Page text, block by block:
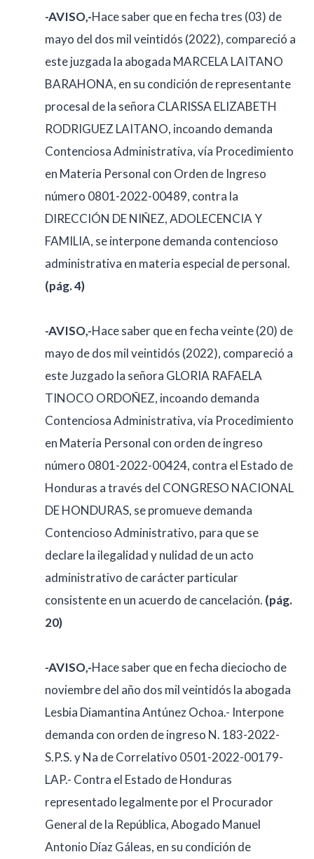
-AVISO,-Hace saber que en fecha tres (03) de
mayo del dos mil veintidós (2022), compareció a
este juzgada la abogada MARCELA LAITANO
BARAHONA, en su condición de representante
procesal de la señora CLARISSA ELIZABETH
RODRIGUEZ LAITANO, incoando demanda
Contenciosa Administrativa, vía Procedimiento
en Materia Personal con Orden de Ingreso
número 0801-2022-00489, contra la
DIRECCIÓN DE NIÑEZ, ADOLECENCIA Y
FAMILIA, se interpone demanda contencioso
administrativa en materia especial de personal.
(pág. 4)
-AVISO,-Hace saber que en fecha veinte (20) de
mayo de dos mil veintidós (2022), compareció a
este Juzgado la señora GLORIA RAFAELA
TINOCO ORDOÑEZ, incoando demanda
Contenciosa Administrativa, vía Procedimiento
en Materia Personal con orden de ingreso
número 0801-2022-00424, contra el Estado de
Honduras a través del CONGRESO NACIONAL
DE HONDURAS, se promueve demanda
Contencioso Administrativo, para que se
declare la ilegalidad y nulidad de un acto
administrativo de carácter particular
consistente en un acuerdo de cancelación. (pág.
20)
-AVISO,-Hace saber que en fecha dieciocho de
noviembre del año dos mil veintidós la abogada
Lesbia Diamantina Antúnez Ochoa.- Interpone
demanda con orden de ingreso N. 183-2022-
S.P.S. y Na de Correlativo 0501-2022-00179-
LAP.- Contra el Estado de Honduras
representado legalmente por el Procurador
General de la República, Abogado Manuel
Antonio Díaz Gáleas, en su condición de